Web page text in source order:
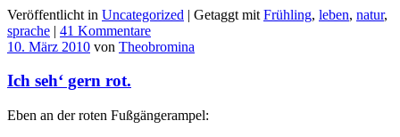
Veröffentlicht in Uncategorized | Getaggt mit Frühling, leben, natur,
sprache | 41 Kommentare
10. März 2010 von Theobromina
Ich seh‘ gern rot.
Eben an der roten Fußgängerampel: